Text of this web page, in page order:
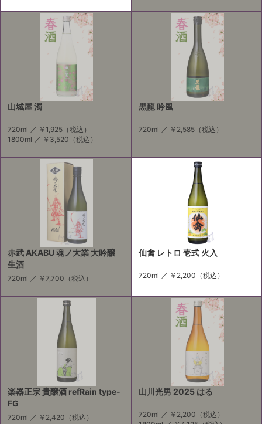
山城屋 濁
720ml ／ ￥1,925 （税込）
1800ml ／ ￥3,520 （税込）
黒龍 吟風
720ml ／ ￥2,585（税込）
赤武 AKABU 魂ノ大業 大吟醸
生酒
720ml ／ ￥7,700 （税込）
仙禽 レトロ 壱式 火入
720ml ／ ￥2,200 （税込）
楽器正宗 貴醸酒 refRain type-
FG
720ml ／ ￥2,420 （税込）
山川光男 2025 はる
720ml ／ ￥2,200 （税込）